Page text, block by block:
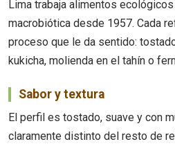
Lima trabaja alimentos
macrobiótica desde 1957. Cada
proceso que le da sentido:
kukicha, molienda en el tahín o
Sabor y textura
El perfil es tostado, suave y con
claramente distinto del resto de